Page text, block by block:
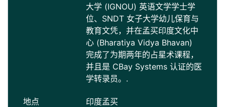
大学 (IGNOU) 英语文学学士学
位、SNDT 女子大学幼儿保育与
教育文凭，并在孟买印度文化中
心 (Bharatiya Vidya Bhavan)
完成了为期两年的占星术课程，
并且是 CBay Systems 认证的医
学转录员。.
地点 印度孟买